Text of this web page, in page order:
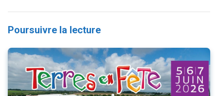
Poursuivre la lecture